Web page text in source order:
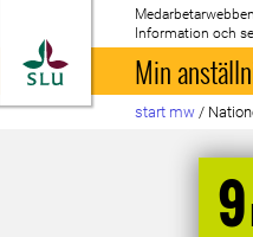
Till startsida
Medarbetarwebben
Information och
Min
start mw /
9